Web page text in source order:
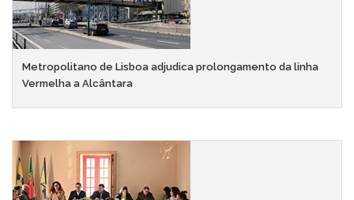
Metropolitano de Lisboa adjudica prolongamento da linha
Vermelha a Alcântara